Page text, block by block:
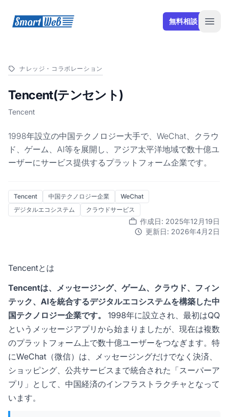
SmartWeb 無料相談
ナレッジ・コラボレーション
Tencent(テンセント)
Tencent
1998年設立の中国テクノロジー大手で、WeChat、クラウ
ド、ゲーム、AI等を展開し、アジア太平洋地域で数十億ユ
ーザーにサービス提供するプラットフォーム企業です。
Tencent 中国テクノロジー企業
WeChat
デジタルエコシステム
クラウドサービス
作成日: 2025年12月19日
更新日: 2026年4月2日
Tencentとは
Tencentは、メッセージング、ゲーム、クラウド、フィン
テック、AIを統合するデジタルエコシステムを構築した中
国テクノロジー企業です。
1998年に設立され、最初はQQ
というメッセージアプリから始まりましたが、現在は複数
のプラットフォーム上で数十億ユーザーをつなぎます。特
にWeChat（微信）は、メッセージングだけでなく決済、
ショッピング、公共サービスまで統合された「スーパーア
プリ」として、中国経済のインフラストラクチャとなって
います。